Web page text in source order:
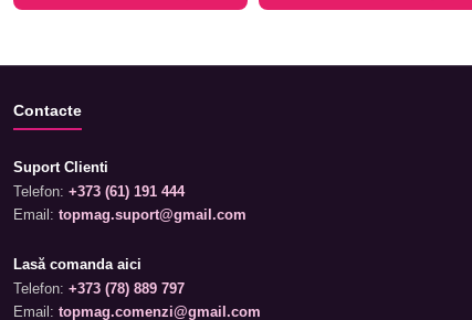
Contacte
Suport Clienti
Telefon: +373 (61) 191 444
Email: topmag.suport@gmail.com
Lasă comanda aici
Telefon: +373 (78) 889 797
Email: topmag.comenzi@gmail.com